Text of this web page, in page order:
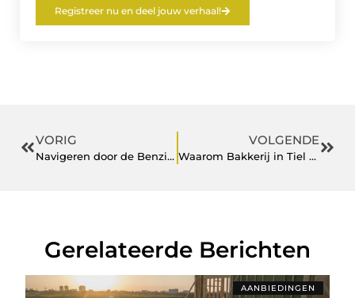
Registreer nu en deel jouw verhaal!
VORIG
Navigeren door de Benzineprijs in Leeuwarden: een uitgebreide gids
VOLGENDE
Waarom Bakkerij in Tiel De Perfecte Bestemming is voor Liefhebbers van Versgebakken Lekkernijen
Gerelateerde Berichten
AANBIEDINGEN